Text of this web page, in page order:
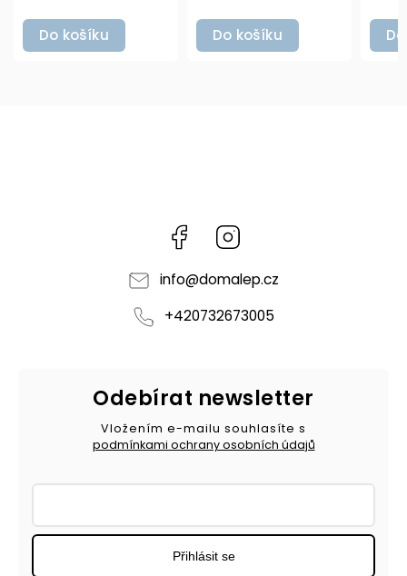
Do košíku Do košíku
Facebook
info@domalep.cz
+420732673005
Odebírat newsletter
Vložením e-mailu souhlasíte s
podmínkami ochrany osobních údajů
Přihlásit se